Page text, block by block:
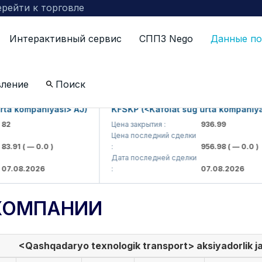
к торговле
Интерактивный сервис СППЗ Nego Данные
Поиск
AJ)
( — 0.0 )
KFSKP (<Kafolat sug'urta kompaniyasi>
Цена закрытия :
936.99
Цена последний сделки
956.98( — 0.0 )
Дата последней сделки
07.08.2026
<Qashqadaryo texnologik transport> aksiyadorlik